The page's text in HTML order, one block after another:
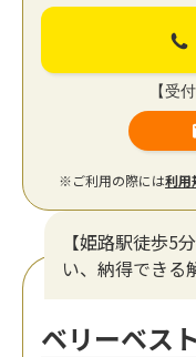
【受
※ご利用の際には利用
【姫路駅徒歩5
い、納得できる
ベリーベス